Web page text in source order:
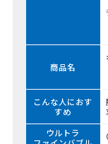
商品名
こんな人におす
すめ
ウルトラ